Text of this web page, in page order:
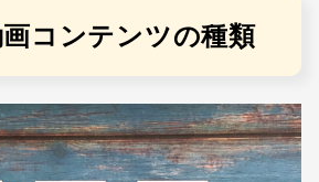
コンテンツの種類